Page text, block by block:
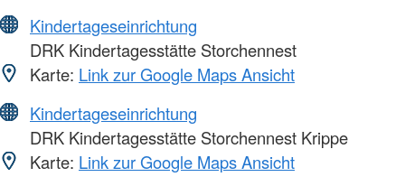
Kindertageseinrichtung
DRK Kindertagesstätte Storchennest
Karte: Link zur Google Maps Ansicht
Kindertageseinrichtung
DRK Kindertagesstätte Storchennest Krippe
Karte: Link zur Google Maps Ansicht